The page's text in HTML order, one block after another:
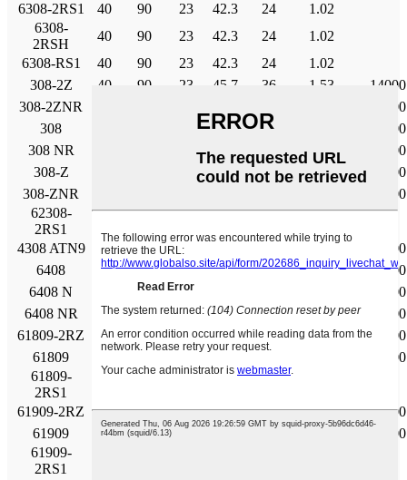
6308-2RS1
40 90 23 42.3 24
1.02
6308-
2RSH
40 90 23 42.3 24
1.02
6308-RS1
40 90 23 42.3 24
1.02
308-2Ζ
40 90 23 45.7 36 1,53
14000
308-2ZNR
14000
308
45.7 36
14000
308 NR
1,53
14000
308-Ζ
45.7 36 1,53
14000
308-ZNR
14000
62308-
2RS1
4308 ATN9
40 90 33 1.9
12000
6408
40 110 27 63,7 36,5 1,53
14000
6408 Ν
110 27
14000
6408 NR
40 110 27 63,7 36,5 1,53
14000
61809-2RZ
45 58 7 5.72 5 0,212
24000
61809
22000
61809-
2RS1
61909-2RZ
45 68 12 14 10.8 0,465
20000
61909
45 68 12 10.8 0,465
20000
61909-
2RS1